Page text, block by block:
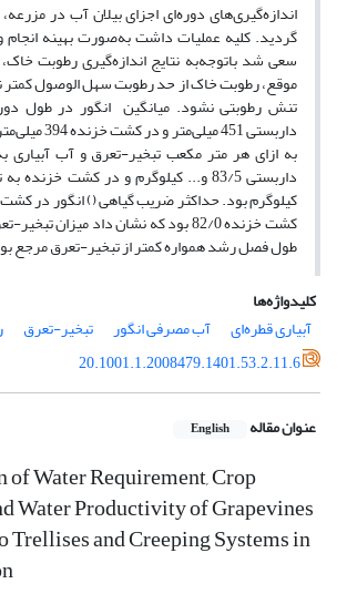
اندازه‌گیری‌های دوره‌ای اجزای بیلان آب در
گردید. کلیه عملیات داشت به‌صورت بهینه
سعی شد باتوجه‌به نتایج اندازه‌گیری رطوبت خاک،
موقع، رطوبت خاک از حد رطوبت سهل الوصول کمتر
تنش رطوبتی نشود. میانگین انگور در طول
داربستی 451
به ازای هر متر مکعب تبخیر-تعرق و آب
کشت خزنده 82/0 بود که نشان داد میزان
طول فصل رشد همواره کمتر از تبخیر-تعرق مرجع
کلیدواژه‌ها
آبیاری قطره‌ای
آب مصرفی انگور تبخیر-تعرق
20.1001.1.2008479.1401.53.2.11.6
عنوان مقاله English
Water Requirement, Crop
Water Productivity of Grapevines
Trellises and Creeping Systems in